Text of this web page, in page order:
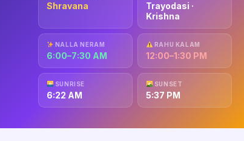
Shravana
Trayodasi ·
Krishna
NALLA NERAM
6:00–7:30 AM
RAHU KALAM
12:00–1:30 PM
SUNRISE
6:22 AM
SUNSET
5:37 PM